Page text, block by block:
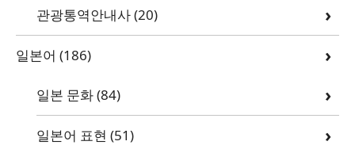
관광통역안내사(20)
일본어 (186)
일본 문화(84)
일본어 표현 (51)